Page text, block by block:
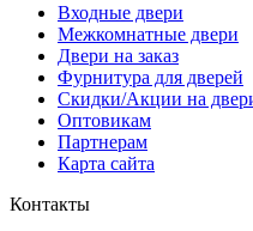
Входные двери
Межкомнатные двери
Двери на заказ
Фурнитура для дверей
Скидки/Акции на
Оптовикам
Партнерам
Карта сайта
Контакты